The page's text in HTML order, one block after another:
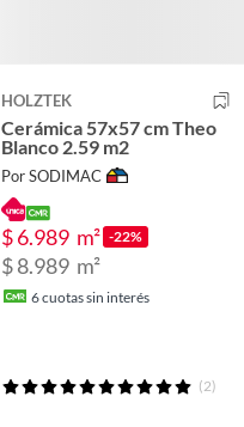
HOLZTEK
Cerámica 57x57 cm Theo
Blanco 2.59 m2
Por SODIMAC
$ 6.989 m² -22%
$ 8.989 m²
6cuotas sin interés
(2)